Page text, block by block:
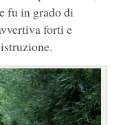
fu in grado di
forti e